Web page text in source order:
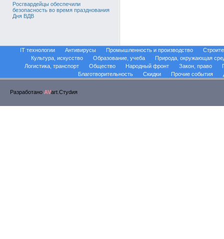
Росгвардейцы обеспечили
безопасность во время празднования
Дня ВДВ
IT технологии Антивирусы Промышленность и производство
Культура, искусство
Образование, учеба
Природа, окружающая
Логистика, транспорт
Общество Народный фронт Закон, право
Благотворительность
Скидки Прочие события
Разработано AVart.Стуdия